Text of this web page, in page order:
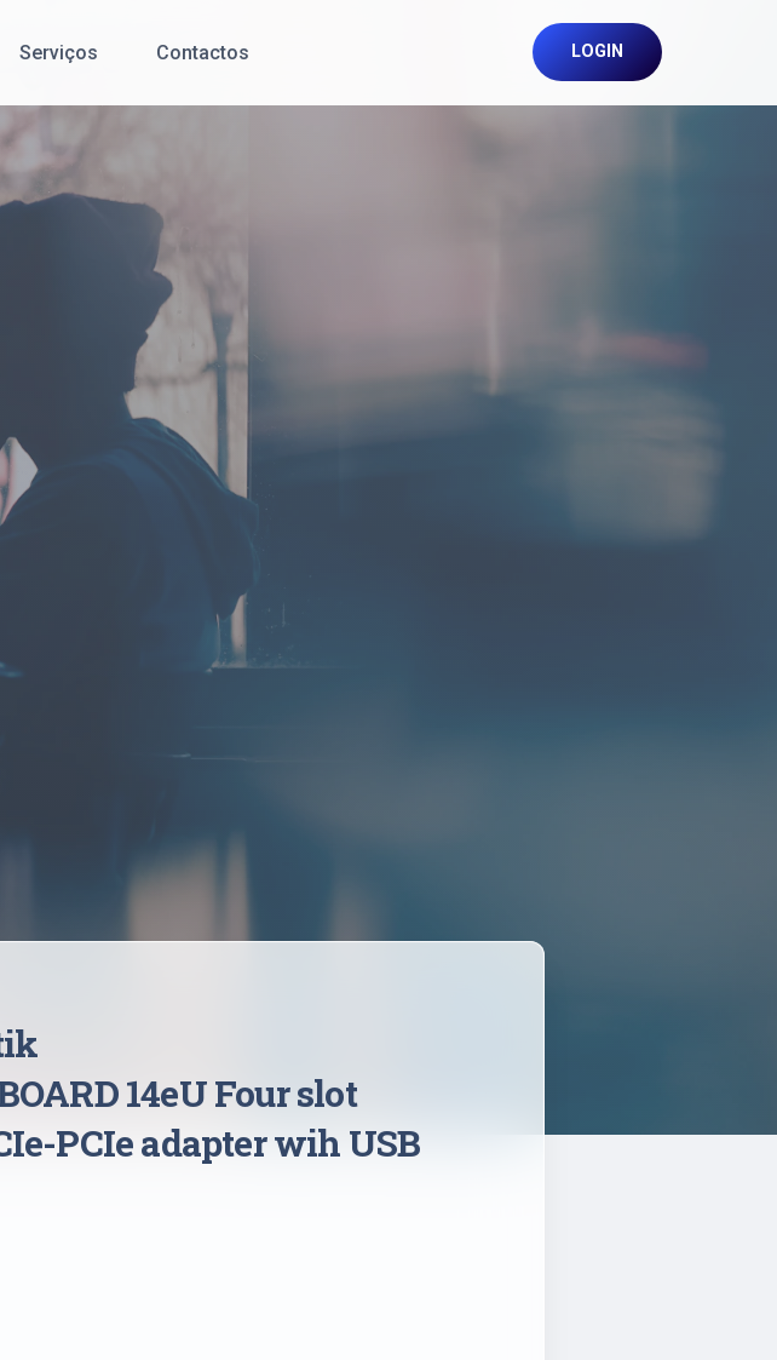
Serviços
Comunicação de Dados
Venda
de Software
Contactos LOGIN
14eU Four slot
PCIe adapter wih USB